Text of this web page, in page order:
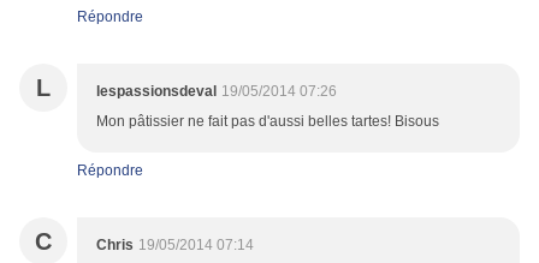
Répondre
L lespassionsdeval 19/05/2014 07:26
Mon pâtissier ne fait pas d'aussi belles tartes! Bisous
Répondre
C Chris 19/05/2014 07:14